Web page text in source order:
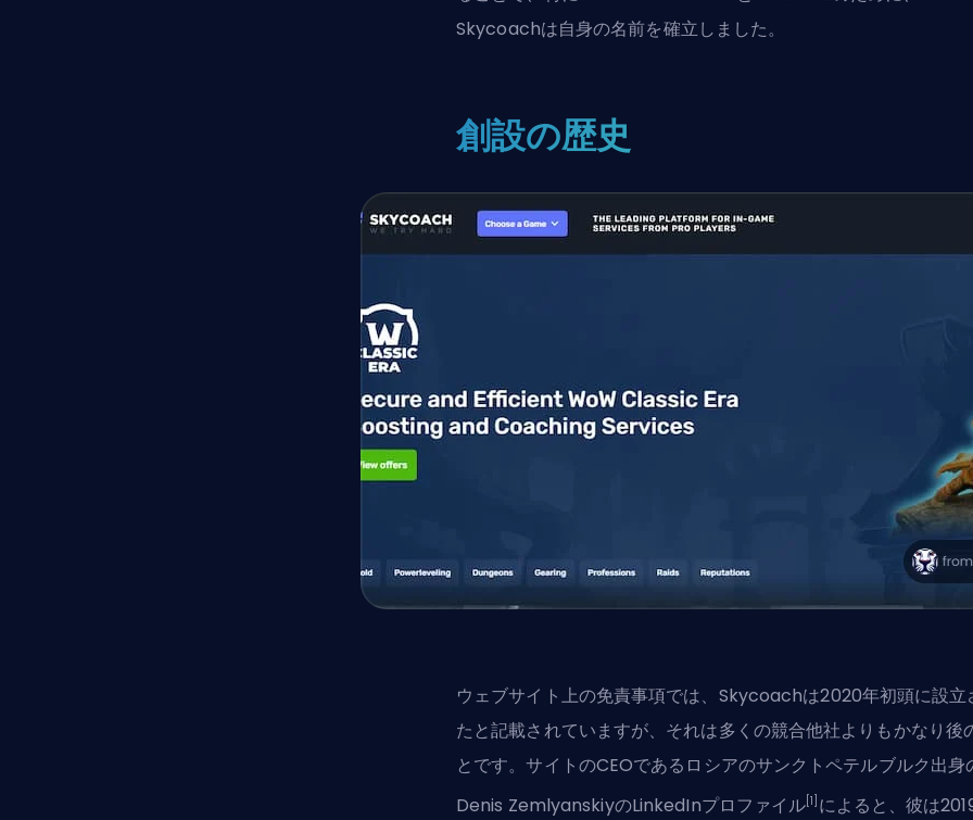
Skycoachは自身の名前を確立しました。
創設の歴史
ウェブサイト上の免責事項では、Skycoachは2020年初頭に設立
たと記載されていますが、それは多くの競合他社よりもかなり後
とです。サイトのCEOであるロシアのサンクトペテルブルク出身
Denis ZemlyanskiyのLinkedInプロファイル [1] によると、彼は